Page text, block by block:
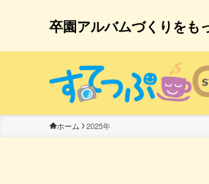
卒園アルバムづくりをも
ホーム 2025年